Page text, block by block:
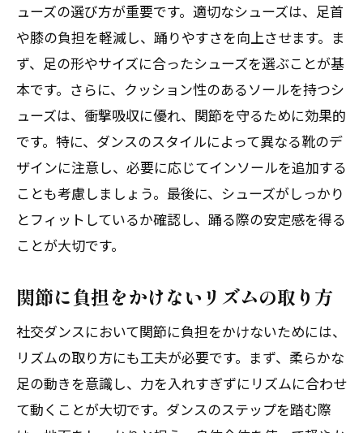
ューズの選び方が重要です。適切なシューズは、足首
や膝の負担を軽減し、踊りやすさを向上させます。ま
ず、足の形やサイズに合ったシューズを選ぶことが基
本です。さらに、クッション性のあるソールを持つシ
ューズは、衝撃吸収に優れ、関節を守るために効果的
です。特に、ダンスのスタイルによって異なる靴のデ
ザインに注意し、必要に応じてインソールを追加する
ことも考慮しましょう。最後に、シューズがしっかり
とフィットしているか確認し、踊る際の安定感を得る
ことが大切です。
関節に負担をかけないリズムの取り方
社交ダンスにおいて関節に負担をかけないためには、
リズムの取り方にも工夫が必要です。まず、柔らかな
足の動きを意識し、力を入れすぎずにリズムに合わせ
て動くことが大切です。ダンスのステップを踏む際